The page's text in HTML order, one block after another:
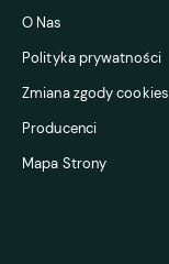
O Nas
Polityka prywatności
Zmiana zgody cookies
Producenci
Mapa Strony